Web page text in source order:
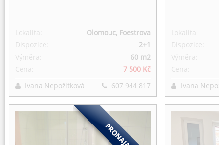
Lokalita:
Olomouc, Foestrova
Dispozice:
2+1
Výměra:
60 m2
Cena:
7 500 Kč
Ivana Nepožitková
607 944 817
Lokalita:
Dispozice:
Výměra:
Cena:
Ivana